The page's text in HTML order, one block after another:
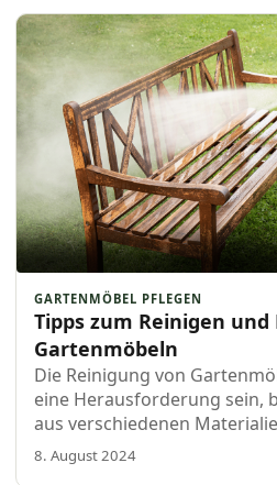
GARTENMÖBEL PFLEGEN
Tipps zum Reinigen und
Gartenmöbeln
Die Reinigung von
eine Herausforderung sein,
aus verschiedenen
Boender Outdoor
gerne helfen, deine
8. August 2024